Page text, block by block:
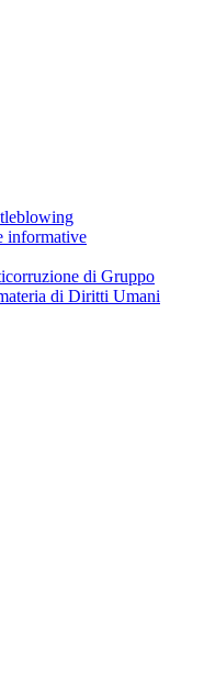
informative
di Gruppo
di Diritti Umani